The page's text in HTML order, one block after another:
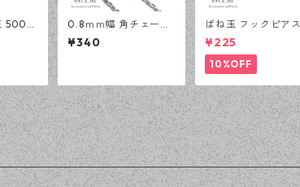
500個
玉 ア
基礎
0.8ｍｍ幅 角チェーン
(3メートル) シルバー
アクセサリーパーツ 基
¥340
ばね玉 フックピアス
シルバー 100ピース
釣針型 大容量 プチプ
ラパーツ 【en工房】
¥225
10%OFF